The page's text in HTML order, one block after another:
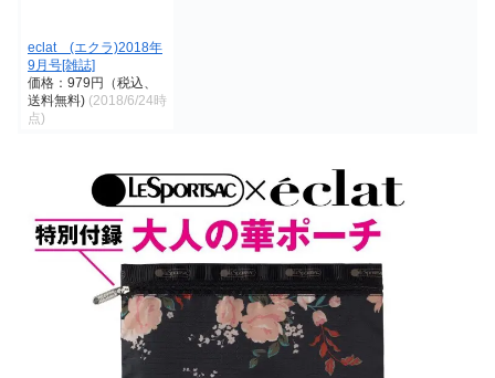
eclat (エクラ)2018年
9月号[雑誌]
価格：979円（税込、
送料無料) (2018/6/24時
点)